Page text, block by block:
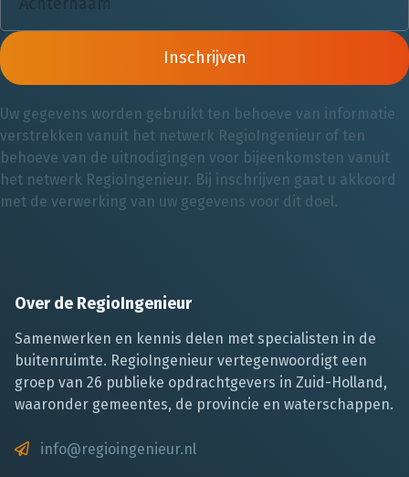
Inschrijven
Uw gegevens worden gebruikt ten behoeve van informatie
verstrekken vanuit het netwerk RegioIngenieur of ten
behoeve van de uitnodigingen voor bijeenkomsten vanuit
het netwerk RegioIngenieur. Bij inschrijven gaat u akkoord
met de verwerking van uw gegevens voor dit doel.
Over de RegioIngenieur
Samenwerken en kennis delen met specialisten in de
buitenruimte. RegioIngenieur vertegenwoordigt een
groep van 26 publieke opdrachtgevers in Zuid-Holland,
waaronder gemeentes, de provincie en waterschappen.
info@regioingenieur.nl